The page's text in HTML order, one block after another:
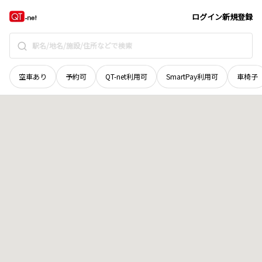
ログイン新規登録
空車あり 予約可 QT-net利用可 SmartPay利用可 車椅子
北海道